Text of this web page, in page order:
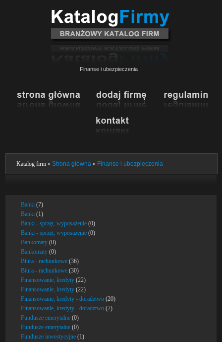
Finanse i ubezpieczenia
Katalog firm »Strona główna » Finanse i ubezpieczenia
Banki (7)
Banki (1)
Banki - sprzęt, wyposażenie (0)
Banki - sprzęt, wyposażenie (0)
Bankomaty (0)
Bankomaty (0)
Biura - rachunkowe (36)
Biura - rachunkowe (30)
Finansowanie, kredyty (22)
Finansowanie, kredyty (22)
Finansowanie, kredyty - doradztwo (20)
Finansowanie, kredyty - doradztwo (7)
Fundusze emerytalne (0)
Fundusze emerytalne (0)
Fundusze inwestycyjne (1)